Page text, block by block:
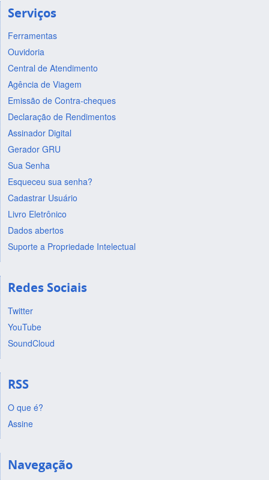
Serviços
Ferramentas
Ouvidoria
Central de Atendimento
Agência de Viagem
Emissão de Contra-cheques
Declaração de Rendimentos
Assinador Digital
Gerador GRU
Sua Senha
Esqueceu sua senha?
Cadastrar Usuário
Livro Eletrônico
Dados abertos
Suporte a Propriedade Intelectual
Redes Sociais
Twitter
YouTube
SoundCloud
RSS
O que é?
Assine
Navegação